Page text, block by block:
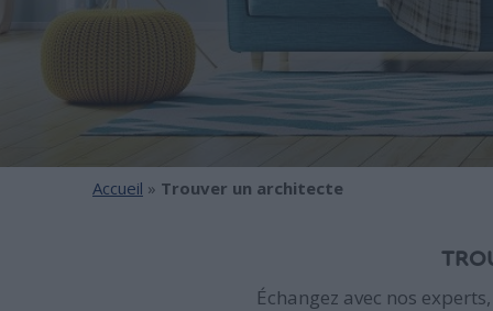
Accueil » Trouver un architecte
Échangez avec nos